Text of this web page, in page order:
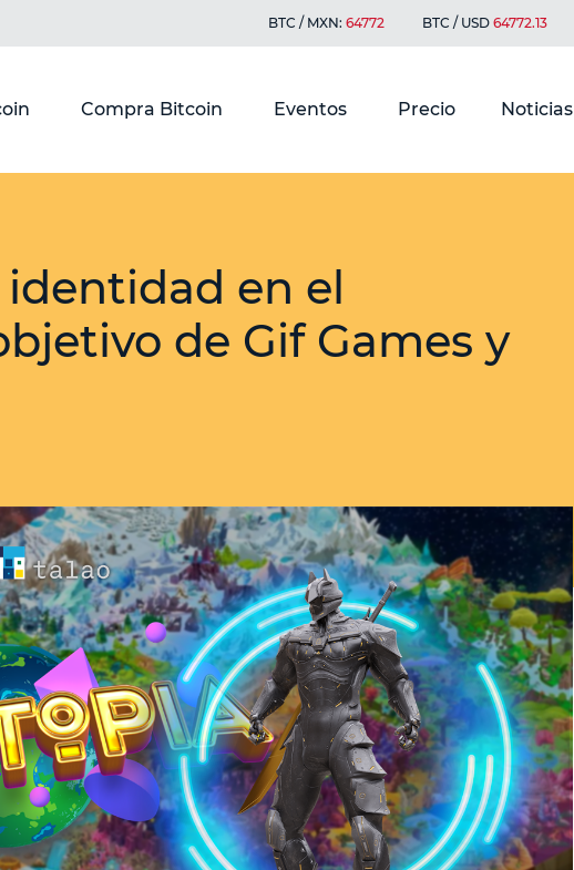
BTC / MXN: 64772 BTC / USD 64772.13
Compra Bitcoin Eventos Precio Noticias
identidad en el
de Gif Games y